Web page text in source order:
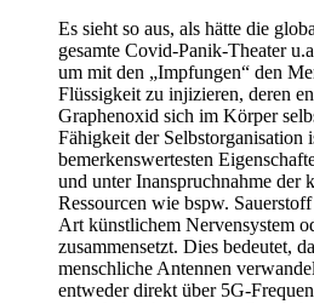
Es sieht so aus, als hätte die
gesamte Covid-Panik-Theater
um mit den „Impfungen“ den
Flüssigkeit zu injizieren, deren
Graphenoxid sich im Körper
Fähigkeit der Selbstorganisation
bemerkenswertesten
und unter Inanspruchnahme der
Ressourcen wie bspw.
Art künstlichem Nervensystem
zusammensetzt. Dies bedeutet,
menschliche Antennen
entweder direkt über 5G-